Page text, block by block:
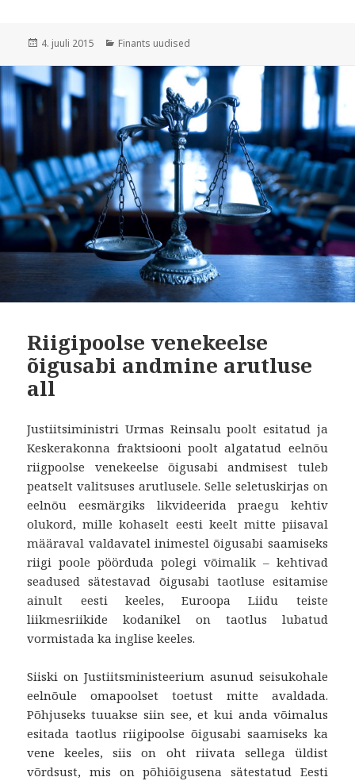
Postitatud
4. juuli 2015 Rubriigid
Finants uudised
Riigipoolse venekeelse
õigusabi andmine arutluse
all
Justiitsiministri Urmas Reinsalu poolt esitatud ja
Keskerakonna fraktsiooni poolt algatatud eelnõu
riigpoolse venekeelse õigusabi andmisest tuleb
peatselt valitsuses arutlusele. Selle seletuskirjas on
eelnõu eesmärgiks likvideerida praegu kehtiv
olukord, mille kohaselt eesti keelt mitte piisaval
määraval valdavatel inimestel õigusabi saamiseks
riigi poole pöörduda polegi võimalik – kehtivad
seadused sätestavad õigusabi taotluse esitamise
ainult eesti keeles, Euroopa Liidu teiste
liikmesriikide kodanikel on taotlus lubatud
vormistada ka inglise keeles.
Siiski on Justiitsministeerium asunud seisukohale
eelnõule omapoolset toetust mitte avaldada.
Põhjuseks tuuakse siin see, et kui anda võimalus
esitada taotlus riigipoolse õigusabi saamiseks ka
vene keeles, siis on oht riivata sellega üldist
võrdsust, mis on põhiõigusena sätestatud Eesti